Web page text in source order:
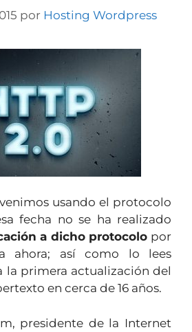
por Hosting Wordpress
venimos usando el protocolo
fecha no se ha realizado
a dicho protocolo por
ahora; así como lo lees
la primera actualización del
en cerca de 16 años.
presidente de la Internet